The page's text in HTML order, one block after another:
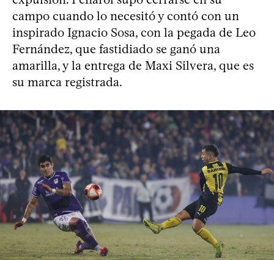
campo cuando lo necesitó y contó con un
inspirado Ignacio Sosa, con la pegada de Leo
Fernández, que fastidiado se ganó una
amarilla, y la entrega de Maxi Silvera, que es
su marca registrada.